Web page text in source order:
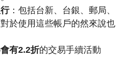
：包括台新、台銀、郵局、
於使用這些帳戶的然來說也
有2.2折的交易手續活動